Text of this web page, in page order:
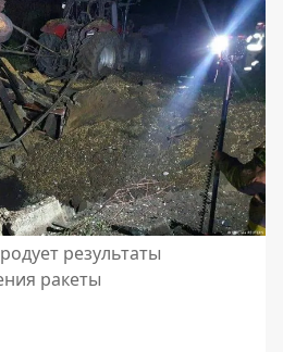
результаты
ракеты